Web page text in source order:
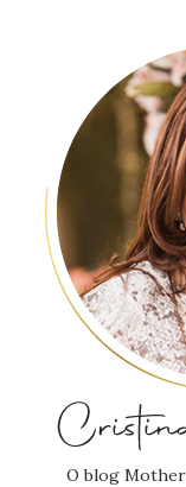
O blog